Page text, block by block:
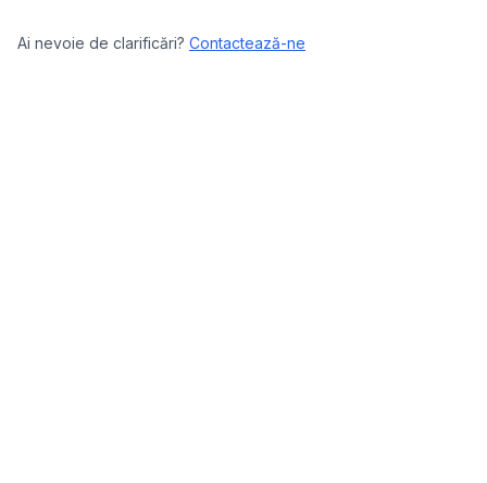
Ai nevoie de clarificări? Contactează-ne